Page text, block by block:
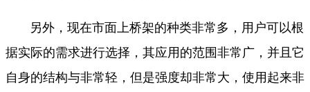
另外，现在市面上桥架的种类非常多，用户可以根
据实际的需求进行选择，其应用的范围非常广，并且它
自身的结构与非常轻，但是强度却非常大，使用起来非